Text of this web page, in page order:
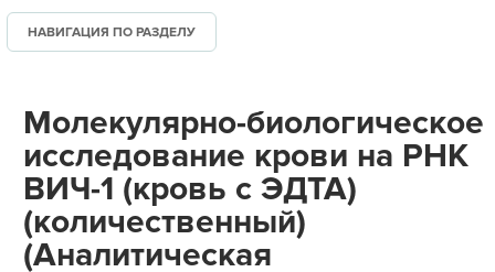
ПАЦИЕНТУ
ПРАВОВАЯ ИНФОРМАЦИЯ
НАВИГАЦИЯ ПО РАЗДЕЛУ
Молекулярно-биологическое
исследование крови на РНК
ВИЧ-1 (кровь с ЭДТА)
(количественный)
(Аналитическая